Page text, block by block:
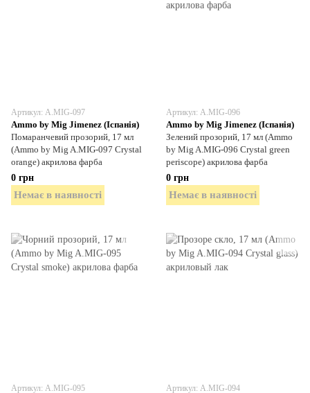
Артикул: A.MIG-097
Ammo by Mig Jimenez (Іспанія)
Помаранчевий прозорий, 17 мл
(Ammo by Mig A.MIG-097 Crystal
orange) акрилова фарба
0 грн
Немає в наявності
Артикул: A.MIG-096
Ammo by Mig Jimenez (Іспанія)
Зелений прозорий, 17 мл (Ammo
by Mig A.MIG-096 Crystal green
periscope) акрилова фарба
0 грн
Немає в наявності
Артикул: A.MIG-095 Артикул: A.MIG-094